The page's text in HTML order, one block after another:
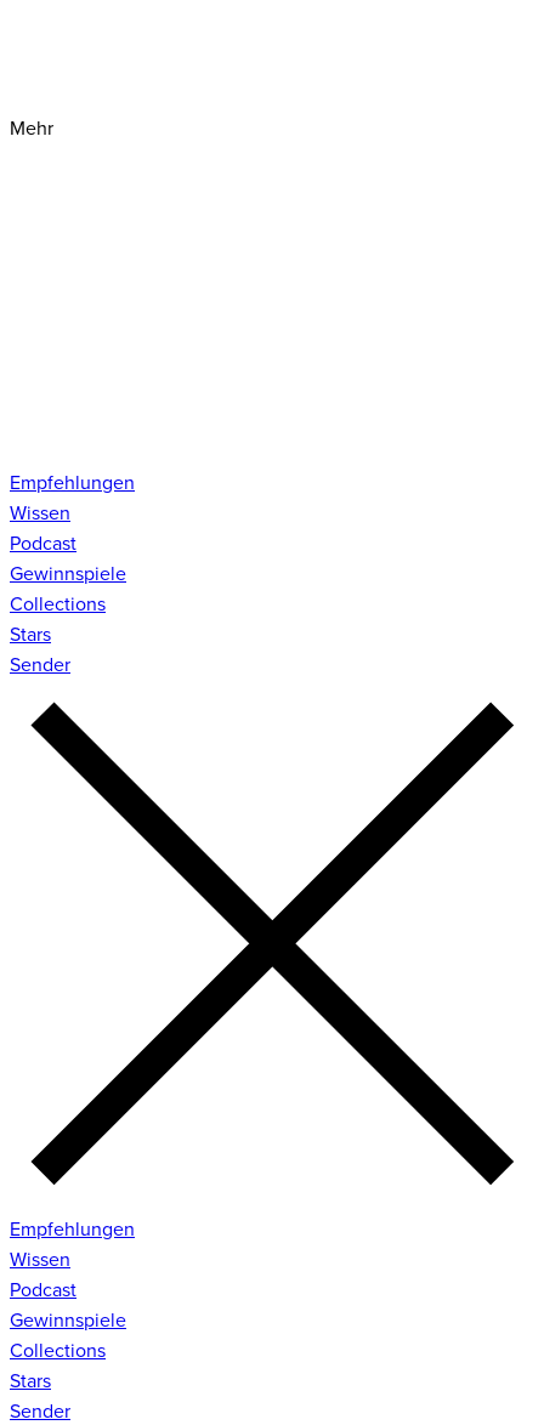
Mehr
Empfehlungen
Wissen
Podcast
Gewinnspiele
Collections
Stars
Sender
Empfehlungen
Wissen
Podcast
Gewinnspiele
Collections
Stars
Sender